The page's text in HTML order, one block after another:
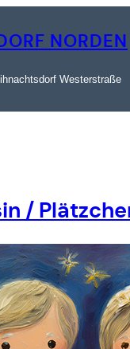
NORDEN
Westerstraße
/